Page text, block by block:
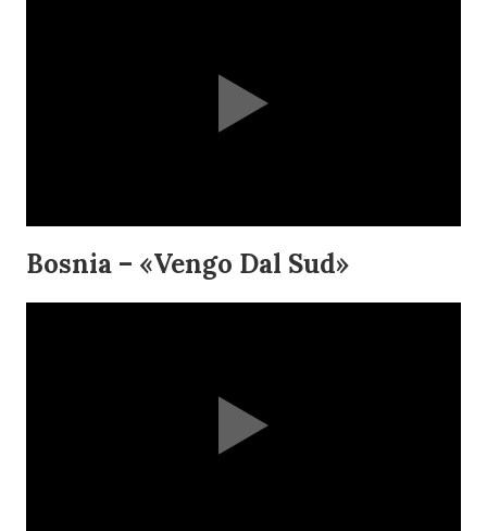
Bosnia – «Vengo Dal Sud»